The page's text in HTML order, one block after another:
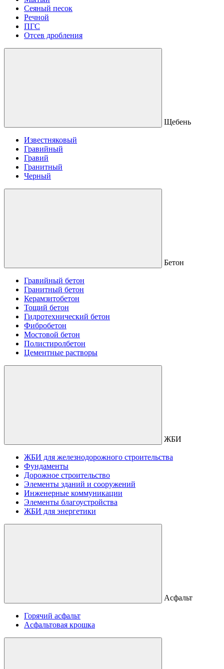
Сеяный песок
Речной
ПГС
Отсев дробления
Щебень
Известняковый
Гравийный
Гравий
Гранитный
Черный
Бетон
Гравийный бетон
Гранитный бетон
Керамзитобетон
Тощий бетон
Гидротехнический бетон
Фибробетон
Мостовой бетон
Полистиролбетон
Цементные растворы
ЖБИ
ЖБИ для железнодорожного строительства
Фундаменты
Дорожное строительство
Элементы зданий и сооружений
Инженерные коммуникации
Элементы благоустройства
ЖБИ для энергетики
Асфальт
Горячий асфальт
Асфальтовая крошка